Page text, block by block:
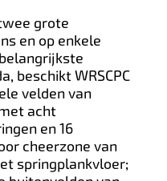
grote
en op enkele
beschikt WRSCPC
velden van
acht
en 16
cheerzone van
springplankvloer;